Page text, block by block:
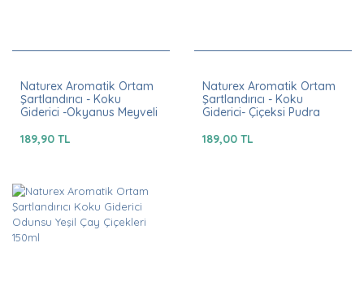
Naturex Aromatik Ortam
Şartlandırıcı - Koku
Giderici -Okyanus Meyveli
189,90 TL
Naturex Aromatik Ortam
Şartlandırıcı - Koku
Giderici- Çiçeksi Pudra
189,00 TL